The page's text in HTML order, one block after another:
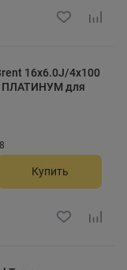
16x6.0J/4x100
ПЛАТИНУМ для
Купить